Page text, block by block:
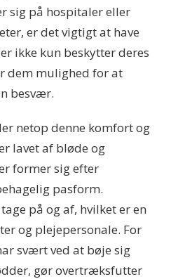
sig på hospitaler eller
er det vigtigt at have
ikke kun beskytter deres
dem mulighed for at
besvær.
netop denne komfort og
lavet af bløde og
former sig efter
pasform.
på og af, hvilket er en
og plejepersonale. For
svært ved at bøje sig
gør overtræksfutter